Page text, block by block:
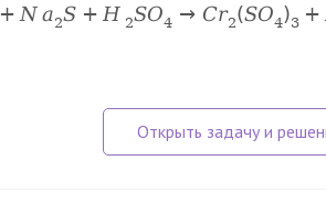
+ Na2S + H 2SO4 → Cr2(SO4)3 +